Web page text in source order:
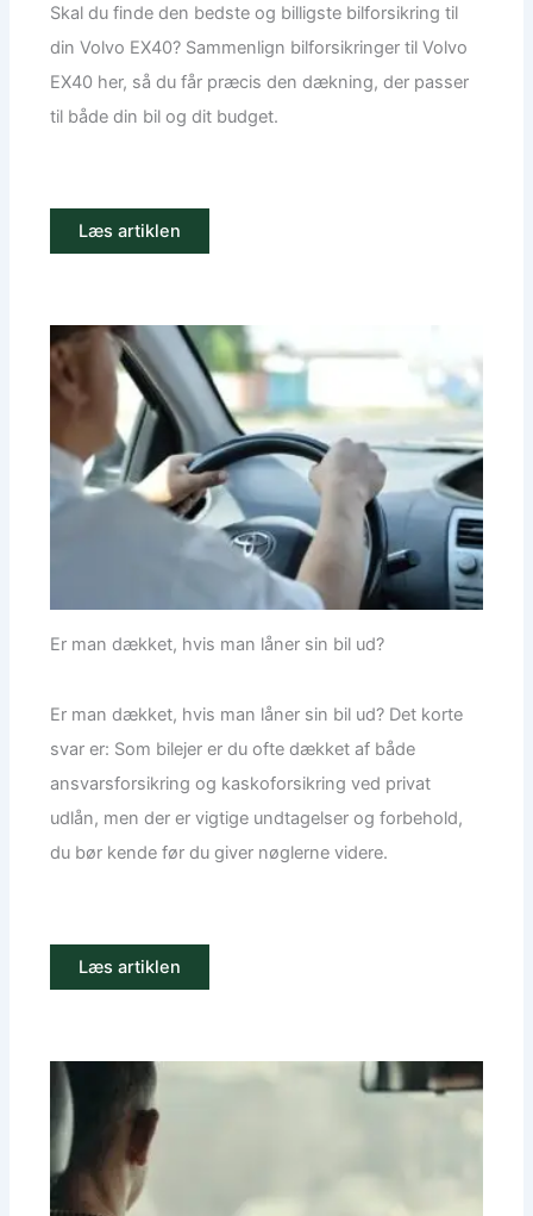
Skal du finde den bedste og billigste bilforsikring til
din Volvo EX40? Sammenlign bilforsikringer til Volvo
EX40 her, så du får præcis den dækning, der passer
til både din bil og dit budget.
Læs artiklen
Er man dækket, hvis man låner sin bil ud?
Er man dækket, hvis man låner sin bil ud? Det korte
svar er: Som bilejer er du ofte dækket af både
ansvarsforsikring og kaskoforsikring ved privat
udlån, men der er vigtige undtagelser og forbehold,
du bør kende før du giver nøglerne videre.
Læs artiklen